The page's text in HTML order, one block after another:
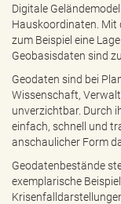
Digitale
Hauskoordinaten. Mit
zum Beispiel eine
Geobasisdaten sind
Geodaten sind bei
Wissenschaft,
unverzichtbar. Durch
einfach, schnell und
anschaulicher Form
Geodatenbestände
exemplarische